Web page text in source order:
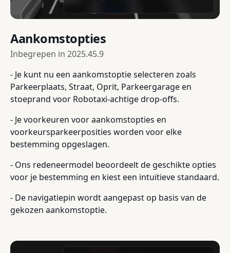
Aankomstopties
Inbegrepen in 2025.45.9
- Je kunt nu een aankomstoptie selecteren zoals
Parkeerplaats, Straat, Oprit, Parkeergarage en
stoeprand voor Robotaxi-achtige drop-offs.
- Je voorkeuren voor aankomstopties en
voorkeursparkeerposities worden voor elke
bestemming opgeslagen.
- Ons redeneermodel beoordeelt de geschikte opties
voor je bestemming en kiest een intuïtieve standaard.
- De navigatiepin wordt aangepast op basis van de
gekozen aankomstoptie.